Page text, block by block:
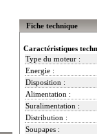
Fiche technique
Caractéristiques
Type du moteur :
Energie :
Disposition :
Alimentation :
Suralimentation :
Distribution :
Soupapes :